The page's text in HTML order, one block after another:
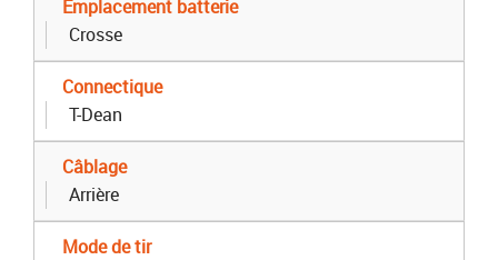
Emplacement batterie
Crosse
Connectique
T-Dean
Câblage
Arrière
Mode de tir